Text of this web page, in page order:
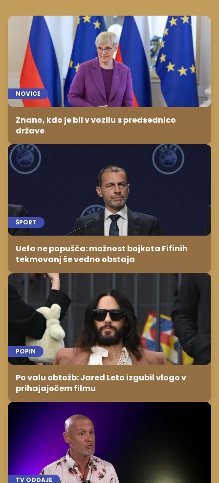
NOVICE
Znano, kdo je bil v vozilu s predsednico
države
ŠPORT
Uefa ne popušča: možnost bojkota Fifinih
tekmovanj še vedno obstaja
POPIN
Po valu obtožb: Jared Leto izgubil vlogo v
prihajajočem filmu
TV ODDAJE